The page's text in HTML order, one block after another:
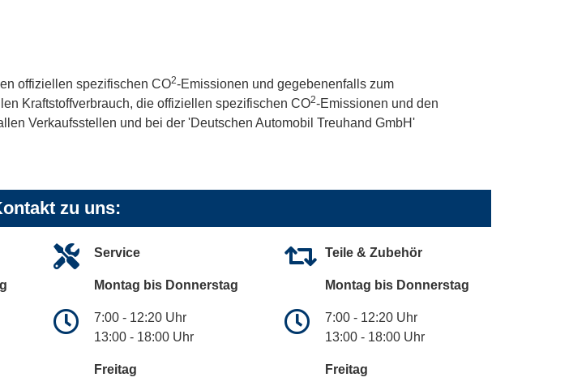
offiziellen spezifischen CO2-Emissionen und gegebenenfalls zum
Kraftstoffverbrauch, die offiziellen spezifischen CO2-Emissionen und den
Verkaufsstellen und bei der 'Deutschen Automobil Treuhand GmbH'
zu uns:
Service
Montag bis Donnerstag
7:00 - 12:20 Uhr
13:00 - 18:00 Uhr
Freitag
Teile & Zubehör
Montag bis Donnerstag
7:00 - 12:20 Uhr
13:00 - 18:00 Uhr
Freitag